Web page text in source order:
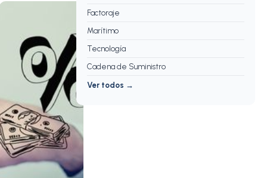
Factoraje
Marítimo
Tecnología
Cadena de Suministro
Ver todos →